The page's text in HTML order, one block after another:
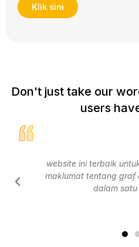
Klik sini
Don't just take our
users
karena punyai
semua
Ada
tak tahu
buat